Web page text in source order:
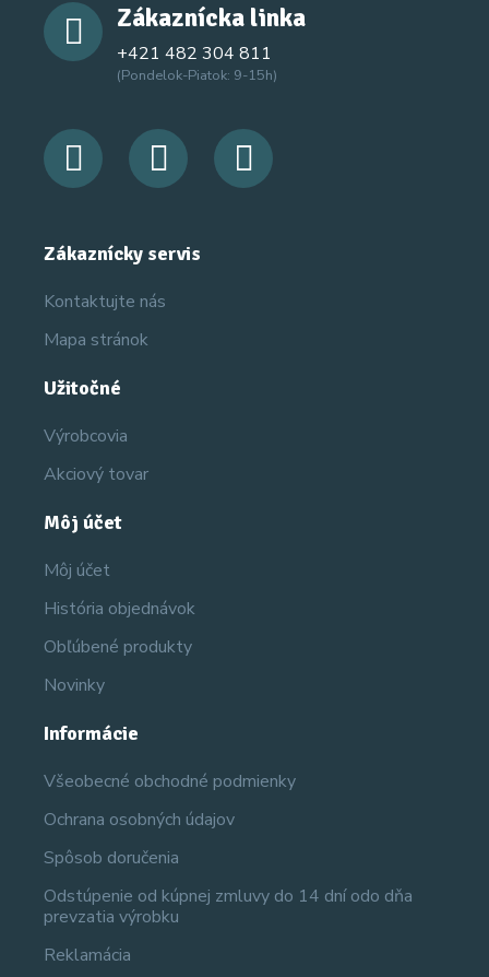
Zákaznícka linka
+421 482 304 811
(Pondelok-Piatok: 9-15h)
Zákaznícky servis
Kontaktujte nás
Mapa stránok
Užitočné
Výrobcovia
Akciový tovar
Môj účet
Môj účet
História objednávok
Obľúbené produkty
Novinky
Informácie
Všeobecné obchodné podmienky
Ochrana osobných údajov
Spôsob doručenia
Odstúpenie od kúpnej zmluvy do 14 dní odo dňa
prevzatia výrobku
Reklamácia